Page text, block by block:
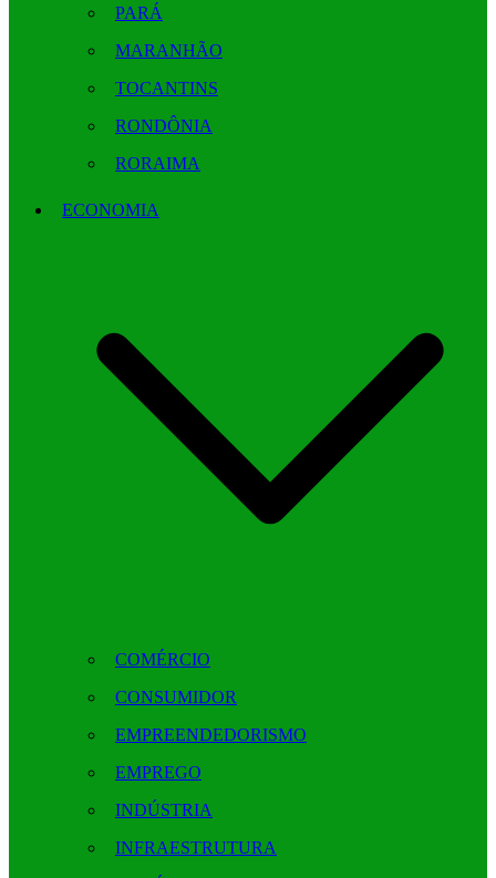
PARÁ
MARANHÃO
TOCANTINS
RONDÔNIA
RORAIMA
ECONOMIA
COMÉRCIO
CONSUMIDOR
EMPREENDEDORISMO
EMPREGO
INDÚSTRIA
INFRAESTRUTURA